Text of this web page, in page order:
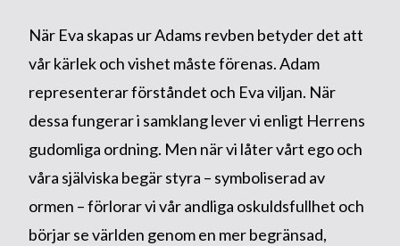
När Eva skapas ur Adams revben betyder det att
vår kärlek och vishet måste förenas. Adam
representerar förståndet och Eva viljan. När
dessa fungerar i samklang lever vi enligt Herrens
gudomliga ordning. Men när vi låter vårt ego och
våra själviska begär styra – symboliserad av
ormen – förlorar vi vår andliga oskuldsfullhet och
börjar se världen genom en mer begränsad,